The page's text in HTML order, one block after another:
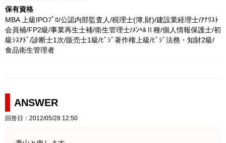
保有資格
MBA 上級IPOﾌﾟﾛ/公認内部監査人/税理士(簿,財)/建設業経理士/ｱﾅﾘｽﾄ
会員補/FP2級/事業再生士補/衛生管理士/ﾒﾝﾍﾙⅡ種/個人情報保護士/初
級ｼｽｱﾄﾞ/診断士1次/販売士1級/ﾋﾞｼﾞ著作権上級/ﾋﾞｼﾞ法務・知財2級/
食品衛生管理者
ANSWER
回答日：2012/05/28 12:50